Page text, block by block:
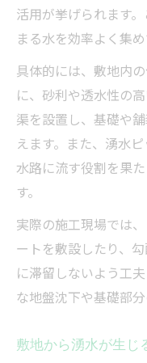
活用が挙げられます
まる水を効率よく集め
具体的には、敷地内
に、砂利や透水性の
渠を設置し、基礎や
えます。また、湧水
水路に流す役割を果
す。
実際の施工現場では
ートを敷設したり、
に滞留しないよう工
な地盤沈下や基礎部
敷地から湧水が生じ